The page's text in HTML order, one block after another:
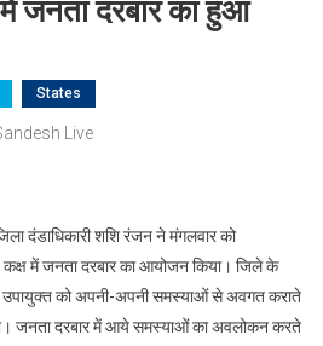
जनता दरबार का हुआ
States
Live
दंडाधिकारी शशि रंजन ने मंगलवार को
में जनता दरबार का आयोजन किया। जिले के
उपायुक्त को अपनी-अपनी समस्याओं से अवगत कराते
जनता दरबार में आये समस्याओं का अवलोकन करते